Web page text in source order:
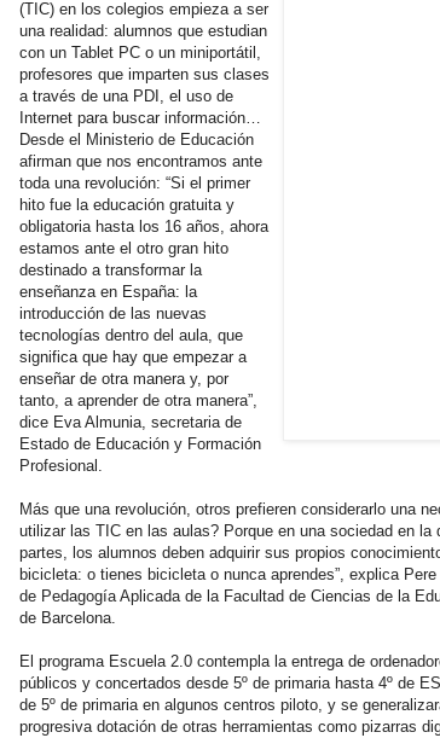
(TIC) en los colegios empieza a ser
una realidad: alumnos que estudian
con un Tablet PC o un miniportátil,
profesores que imparten sus clases
a través de una PDI, el uso de
Internet para buscar información…
Desde el Ministerio de Educación
afirman que nos encontramos ante
toda una revolución: “Si el primer
hito fue la educación gratuita y
obligatoria hasta los 16 años, ahora
estamos ante el otro gran hito
destinado a transformar la
enseñanza en España: la
introducción de las nuevas
tecnologías dentro del aula, que
significa que hay que empezar a
enseñar de otra manera y, por
tanto, a aprender de otra manera”,
dice Eva Almunia, secretaria de
Estado de Educación y Formación
Profesional.
Más que una revolución, otros prefieren considerarlo una
utilizar las TIC en las aulas? Porque en una sociedad en la
partes, los alumnos deben adquirir sus propios
bicicleta: o tienes bicicleta o nunca aprendes”, explica
de Pedagogía Aplicada de la Facultad de Ciencias de la
de Barcelona.
El programa Escuela 2.0 contempla la entrega de
públicos y concertados desde 5º de primaria hasta 4º de
de 5º de primaria en algunos centros piloto, y se
progresiva dotación de otras herramientas como pizarras